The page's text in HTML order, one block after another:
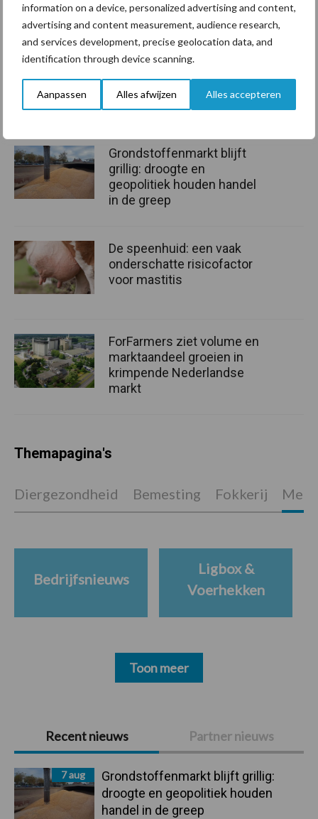
information on a device, personalized advertising and content,
advertising and content measurement, audience research,
and services development, precise geolocation data, and
identification through device scanning.
Aanpassen Alles afwijzen Alles accepteren
Wie zijn de andere twee
kanshebbers?
Deze winactie is voorbij, u kunt niet meer stemmen.
Primaire
Sidebar
Recent nieuws Partner nieuws
7 aug
Grondstoffenmarkt blijft grillig:
droogte en geopolitiek houden
handel in de greep
Aanbevolen voor jou!
Grondstoffenmarkt blijft
grillig: droogte en
geopolitiek houden handel
in de greep
De speenhuid: een vaak
onderschatte risicofactor
voor mastitis
ForFarmers ziet volume en
marktaandeel groeien in
krimpende Nederlandse
markt
Themapagina's
Diergezondheid Bemesting Fokkerij
Bedrijfsnieuws
Ligbox &
Voerhekken
Toon meer